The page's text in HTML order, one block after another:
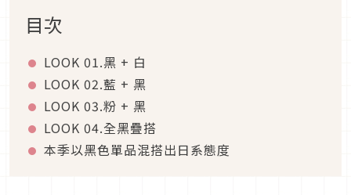
目次
LOOK 01.黑 + 白
LOOK 02.藍 + 黑
LOOK 03.粉 + 黑
LOOK 04.全黑疊搭
本季以黑色單品混搭出日系態度